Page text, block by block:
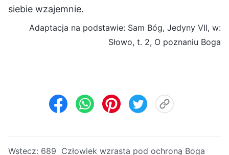
siebie wzajemnie.
Adaptacja na podstawie: Sam Bóg, Jedyny VII, w:
Słowo, t. 2, O poznaniu Boga
Wstecz: 689 Człowiek wzrasta pod ochroną Boga